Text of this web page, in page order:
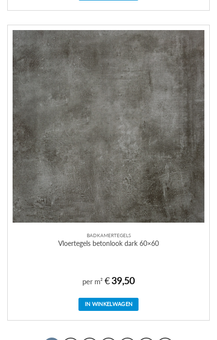
BADKAMERTEGELS
Vloertegels betonlook dark 60×60
per m² €39,50
IN WINKELWAGEN